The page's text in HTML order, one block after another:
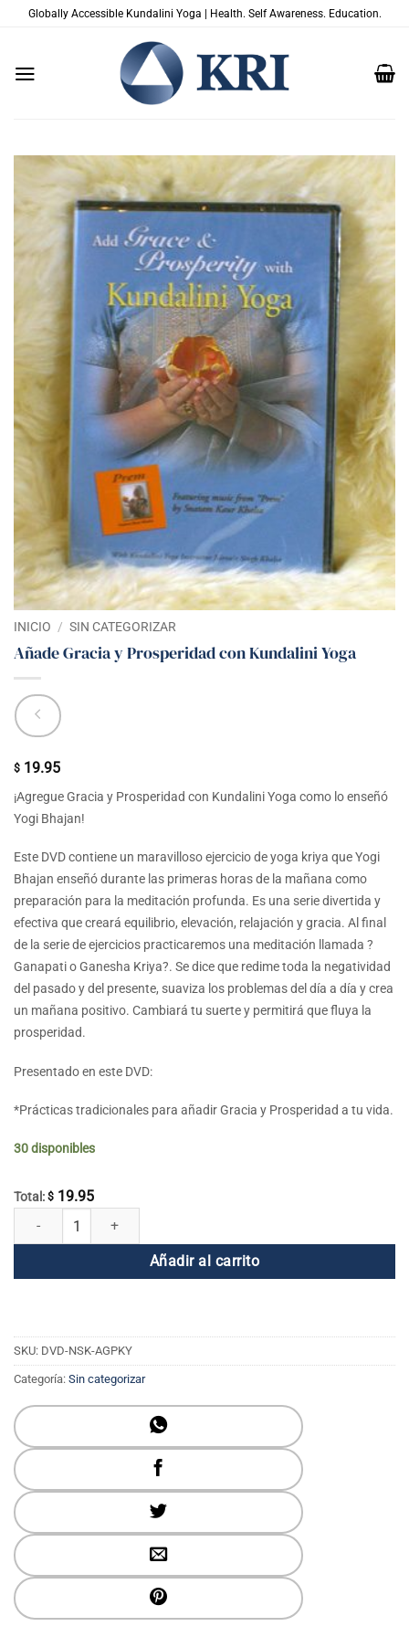
SaltarGlobally Accessible Kundalini Yoga | Health. Self Awareness. Education.
INICIO / SIN CATEGORIZAR
Añade Gracia y Prosperidad con Kundalini Yoga
$ 19.95
¡Agregue Gracia y Prosperidad con Kundalini Yoga como lo enseñó
Yogi Bhajan!
Este DVD contiene un maravilloso ejercicio de yoga kriya que Yogi
Bhajan enseñó durante las primeras horas de la mañana como
preparación para la meditación profunda. Es una serie divertida y
efectiva que creará equilibrio, elevación, relajación y gracia. Al final
de la serie de ejercicios practicaremos una meditación llamada ?
Ganapati o Ganesha Kriya?. Se dice que redime toda la negatividad
del pasado y del presente, suaviza los problemas del día a día y crea
un mañana positivo. Cambiará tu suerte y permitirá que fluya la
prosperidad.
Presentado en este DVD:
*Prácticas tradicionales para añadir Gracia y Prosperidad a tu vida.
30 disponibles
Total: $ 19.95
Añade Gracia y Prosperidad con Kundalini Yoga cantidad
Añadir al carrito
SKU: DVD-NSK-AGPKY
Categoría: Sin categorizar